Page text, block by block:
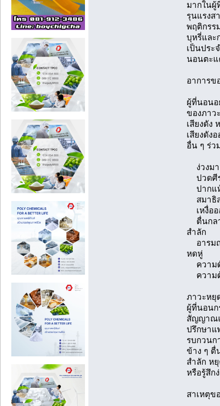
มากในผู้
รุนแรงส
พฤติกรร
บุหรี่และ
เป็นประ
นอนตะแ
อาการข
ผู้ที่นอนอ
ของภาว
เสียงดัง
เสียงดัง
อื่น ๆ ร่ว
ง่วงมา
ปวดศีร
ปากแห้
สมาธิ
เหงื่ออ
ตื่นกลา
สำลัก
อารมณ์
หดหู่
ความ
ความต้
ภาวะหยุ
ผู้ที่นอนก
สัญญาณเ
ปรึกษาแ
รบกวนก
ข้าง ๆ ตื่
สำลัก ห
หรือรู้สึก
สาเหตุข